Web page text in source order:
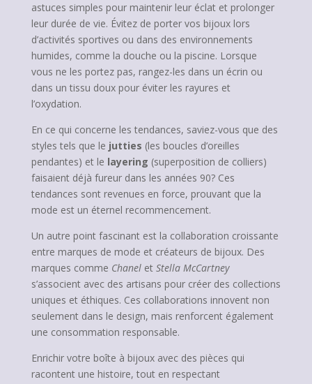
astuces simples pour maintenir leur éclat et prolonger
leur durée de vie. Évitez de porter vos bijoux lors
d’activités sportives ou dans des environnements
humides, comme la douche ou la piscine. Lorsque
vous ne les portez pas, rangez-les dans un écrin ou
dans un tissu doux pour éviter les rayures et
l’oxydation.
En ce qui concerne les tendances, saviez-vous que des
styles tels que le jutties (les boucles d’oreilles
pendantes) et le layering (superposition de colliers)
faisaient déjà fureur dans les années 90? Ces
tendances sont revenues en force, prouvant que la
mode est un éternel recommencement.
Un autre point fascinant est la collaboration croissante
entre marques de mode et créateurs de bijoux. Des
marques comme Chanelet Stella McCartney
s’associent avec des artisans pour créer des collections
uniques et éthiques. Ces collaborations innovent non
seulement dans le design, mais renforcent également
une consommation responsable.
Enrichir votre boîte à bijoux avec des pièces qui
racontent une histoire, tout en respectant